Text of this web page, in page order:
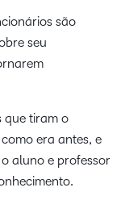
são
seu
que tiram o
era antes, e
aluno e professor